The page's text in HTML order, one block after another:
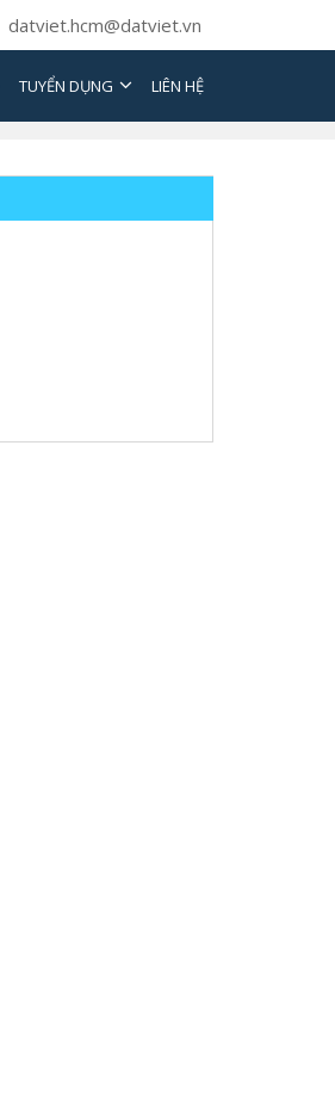
datviet.hcm@datviet.vn
TUYỂN DỤNG LIÊN HỆ